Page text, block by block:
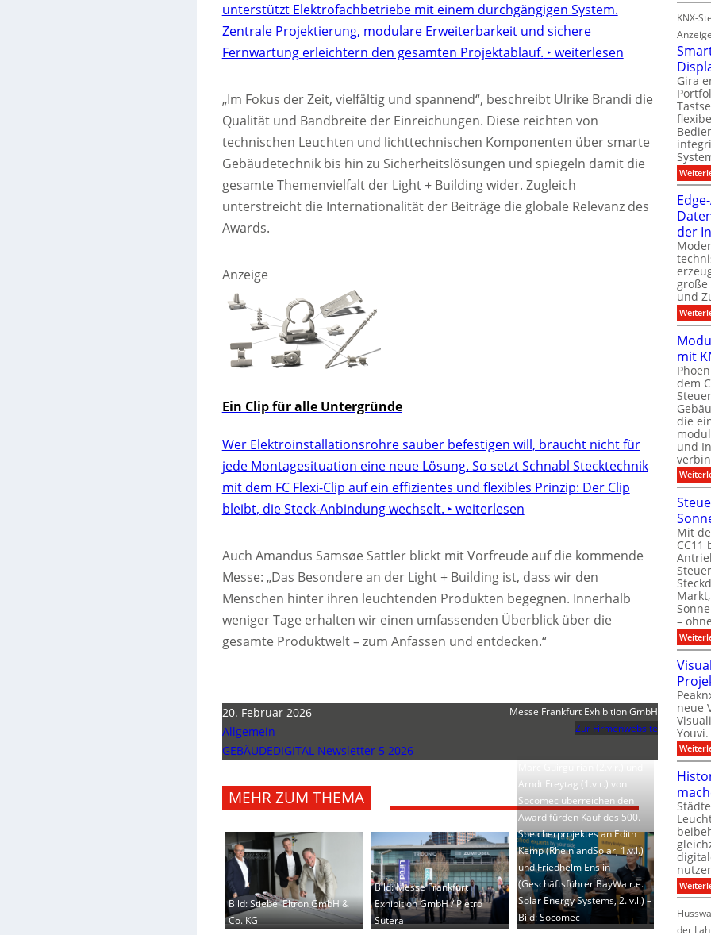
unterstützt Elektrofachbetriebe mit einem durchgängigen System.
Zentrale Projektierung, modulare Erweiterbarkeit und sichere
Fernwartung erleichtern den gesamten Projektablauf. ‣ weiterlesen
„Im Fokus der Zeit, vielfältig und spannend“, beschreibt Ulrike Brandi die
Qualität und Bandbreite der Einreichungen. Diese reichten von
technischen Leuchten und lichttechnischen Komponenten über smarte
Gebäudetechnik bis hin zu Sicherheitslösungen und spiegeln damit die
gesamte Themenvielfalt der Light + Building wider. Zugleich
unterstreicht die Internationalität der Beiträge die globale Relevanz des
Awards.
Anzeige
Ein Clip für alle Untergründe
Wer Elektroinstallationsrohre sauber befestigen will, braucht nicht für
jede Montagesituation eine neue Lösung. So setzt Schnabl Stecktechnik
mit dem FC Flexi-Clip auf ein effizientes und flexibles Prinzip: Der Clip
bleibt, die Steck-Anbindung wechselt. ‣ weiterlesen
Auch Amandus Samsøe Sattler blickt mit Vorfreude auf die kommende
Messe: „Das Besondere an der Light + Building ist, dass wir den
Menschen hinter ihren leuchtenden Produkten begegnen. Innerhalb
weniger Tage erhalten wir einen umfassenden Überblick über die
gesamte Produktwelt – zum Anfassen und entdecken.“
20. Februar 2026
Allgemein
GEBÄUDEDIGITAL Newsletter 5 2026
Messe Frankfurt Exhibition GmbH
Zur Firmenwebsite
MEHR ZUM THEMA
Bild: Stiebel Eltron GmbH &
Co. KG
Bild: Messe Frankfurt
Exhibition GmbH / Pietro
Sutera
Arndt Freytag (1.v.r.) von
Socomec überreichen den
Award fürden Kauf des 500.
Speicherprojektes an Edith
Kemp (RheinlandSolar, 1.v.l.)
und Friedhelm Enslin
(Geschäftsführer BayWa r.e.
Solar Energy Systems, 2. v.l.) –
Bild: Socomec
KNX-
Anzeige
Gira
der
große
und
mit
dem
die
und
Mit
CC11
–
neue
Youvi.
der